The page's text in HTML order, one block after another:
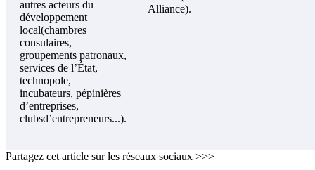
autres acteurs du
développement
local(chambres
consulaires,
groupements patronaux,
services de l’État,
technopole,
incubateurs, pépinières
d’entreprises,
clubsd’entrepreneurs...).
Alliance).
Partagez cet article sur les réseaux sociaux >>>